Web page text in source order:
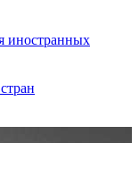
иностранных